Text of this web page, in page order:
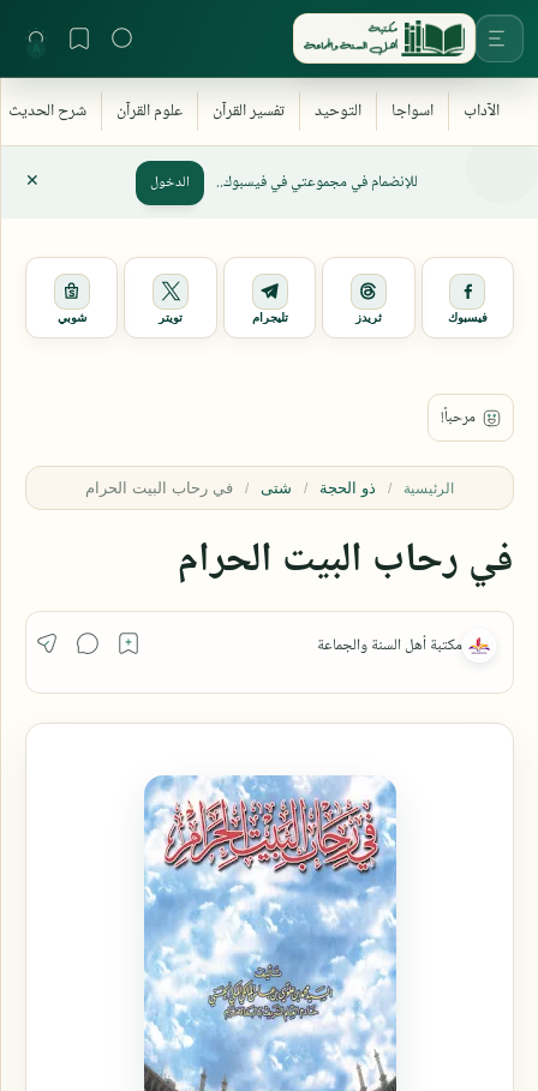
للإنضمام في مجموعتي في فيسبوك.. الدخول
فيسبوك ثريدز تليجرام تويتر شوبي
الرئيسية ذو الحجة شتى
في رحاب البيت الحرام